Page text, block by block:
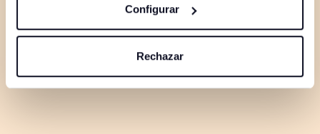
Configurar
Rechazar